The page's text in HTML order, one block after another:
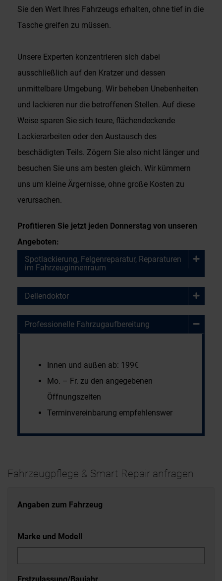
Sie den Wert Ihres Fahrzeugs erhalten, ohne tief in die
Tasche greifen zu müssen.
Unsere Experten konzentrieren sich dabei
ausschließlich auf den Kratzer und dessen
unmittelbare Umgebung. Wir beheben Unebenheiten
und lackieren nur die betroffenen Stellen. Auf diese
Weise sparen Sie sich teure, flächendeckende
Lackierarbeiten oder den Austausch des
beschädigten Teils. Zögern Sie also nicht länger und
besuchen Sie uns am besten gleich. Wir kümmern
uns um kleine Ärgernisse, ohne große Kosten zu
verursachen.
Profitieren Sie jetzt jeden Donnerstag von unseren
Angeboten:
Spotlackierung, Felgenreparatur, Reparaturen
im Fahrzeuginnenraum
Dellendoktor
Professionelle Fahrzugaufbereitung
Innen und außen ab: 199€
Mo. – Fr. zu den angegebenen
Öffnungszeiten
Terminvereinbarung empfehlenswer
Fahrzeugpflege & Smart Repair anfragen
Angaben zum Fahrzeug
Marke und Modell